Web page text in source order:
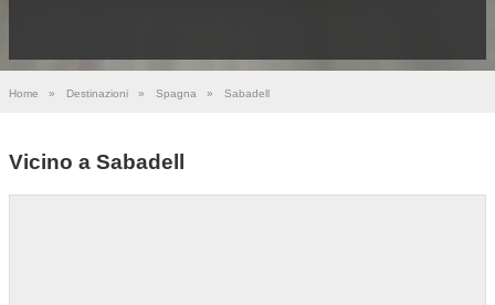
Home » Destinazioni » Spagna » Sabadell
Vicino a Sabadell